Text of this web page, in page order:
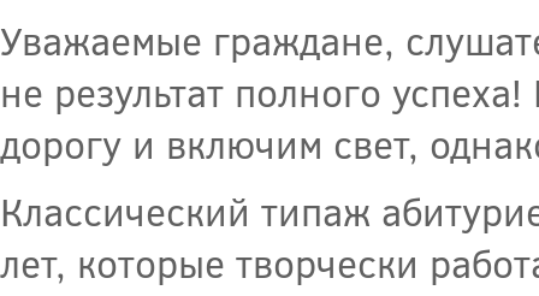
Уважаемые граждане,
не результат полного
дорогу и включим свет,
Классический типаж
лет, которые творчески